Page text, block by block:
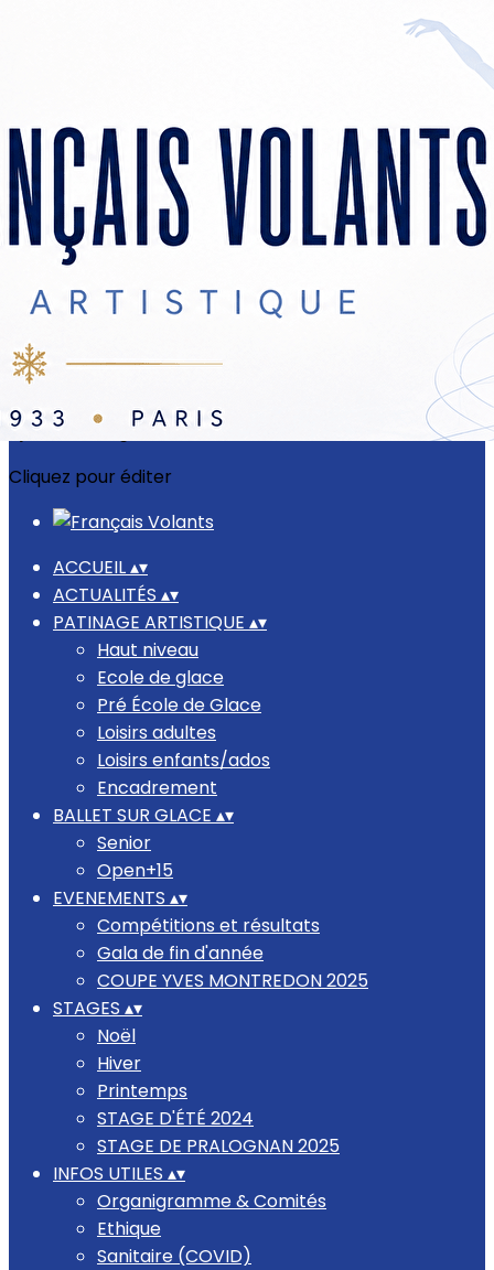
?>
Images de la page d'accueil
Cliquez pour éditer
Ajoutez un logo, un bouton, des réseaux sociaux
Cliquez pour éditer
ACCUEIL▴▾
ACTUALITÉS ▴▾
PATINAGE ARTISTIQUE ▴▾
Haut niveau
Ecole de glace
Pré École de Glace
Loisirs adultes
Loisirs enfants/ados
Encadrement
BALLET SUR GLACE ▴▾
Senior
Open+15
EVENEMENTS ▴▾
Compétitions et résultats
Gala de fin d'année
COUPE YVES MONTREDON 2025
STAGES ▴▾
Noël
Hiver
Printemps
STAGE D'ÉTÉ 2024
STAGE DE PRALOGNAN 2025
INFOS UTILES ▴▾
Organigramme & Comités
Ethique
Sanitaire (COVID)